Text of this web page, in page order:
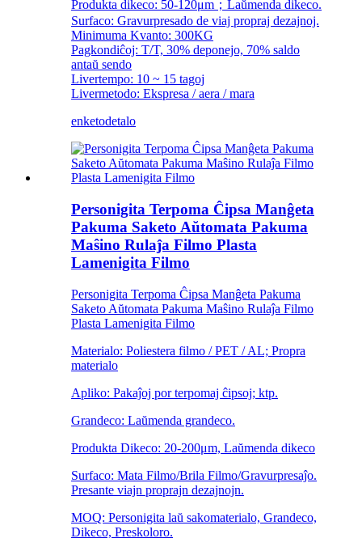
Produkta dikeco: 50-120μm；Laŭmenda dikeco.
Surfaco: Gravurpresado de viaj propraj dezajnoj.
Minimuma Kvanto: 300KG
Pagkondiĉoj: T/T, 30% deponejo, 70% saldo
antaŭ sendo
Livertempo: 10 ~ 15 tagoj
Livermetodo: Ekspresa / aera / mara
enketodetalo
Personigita Terpoma Ĉipsa Manĝeta
Pakuma Saketo Aŭtomata Pakuma
Maŝino Rulaĵa Filmo Plasta
Lamenigita Filmo
Personigita Terpoma Ĉipsa Manĝeta Pakuma
Saketo Aŭtomata Pakuma Maŝino Rulaĵa Filmo
Plasta Lamenigita Filmo
Materialo: Poliestera filmo / PET / AL; Propra
materialo
Apliko: Pakaĵoj por terpomaj ĉipsoj; ktp.
Grandeco: Laŭmenda grandeco.
Produkta Dikeco: 20-200μm, Laŭmenda dikeco
Surfaco: Mata Filmo/Brila Filmo/Gravurpresaĵo.
Presante viajn proprajn dezajnojn.
MOQ: Personigita laŭ sakomaterialo, Grandeco,
Dikeco, Preskoloro.